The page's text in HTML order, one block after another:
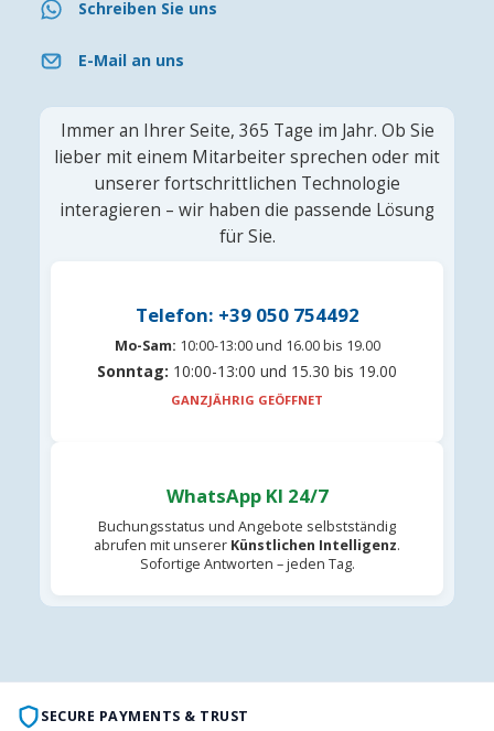
Schreiben Sie uns
E-Mail an uns
Immer an Ihrer Seite, 365 Tage im Jahr. Ob Sie
lieber mit einem Mitarbeiter sprechen oder mit
unserer fortschrittlichen Technologie
interagieren – wir haben die passende Lösung
für Sie.
Telefon: +39 050 754492
Mo-Sam: 10:00-13:00 und 16.00 bis 19.00
Sonntag: 10:00-13:00 und 15.30 bis 19.00
GANZJÄHRIG GEÖFFNET
WhatsApp KI 24/7
Buchungsstatus und Angebote selbstständig
abrufen mit unserer Künstlichen Intelligenz.
Sofortige Antworten – jeden Tag.
SECURE PAYMENTS & TRUST